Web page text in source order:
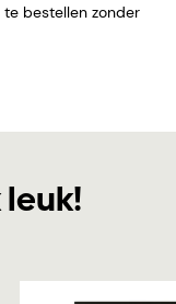
te bestellen zonder